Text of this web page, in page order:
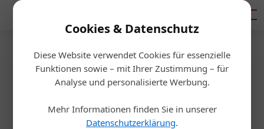
Cookies & Datenschutz
Diese Website verwendet Cookies für essenzielle
Funktionen sowie – mit Ihrer Zustimmung – für
Analyse und personalisierte Werbung.
Mehr Informationen finden Sie in unserer
Datenschutzerklärung.
Startseite/Gastro & Hotel
Weintest: Der Herbst kann
kommen